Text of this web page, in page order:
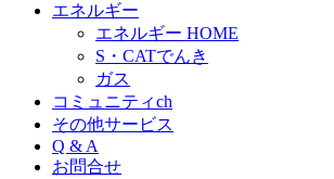
エネルギー
エネルギー HOME
S・CATでんき
ガス
コミュニティch
その他サービス
Q & A
お問合せ